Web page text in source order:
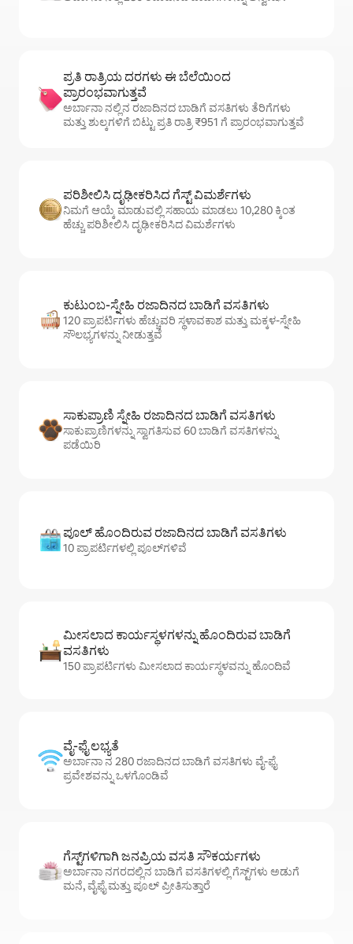
ಪ್ರತಿ ರಾತ್ರಿಯ ದರಗಳು ಈ ಬೆಲೆಯಿಂದ
ಪ್ರಾರಂಭವಾಗುತ್ತವೆ
ಅರ್ಬಾನಾ ನಲ್ಲಿನ ರಜಾದಿನದ ಬಾಡಿಗೆ ವಸತಿಗಳು ತೆರಿಗೆಗಳು
ಮತ್ತು ಶುಲ್ಕಗಳಿಗೆ ಬಿಟ್ಟು ಪ್ರತಿ ರಾತ್ರಿ ₹951 ಗೆ ಪ್ರಾರಂಭವಾಗುತ್ತವೆ
ಪರಿಶೀಲಿಸಿ ದೃಢೀಕರಿಸಿದ ಗೆಸ್ಟ್ ವಿಮರ್ಶೆಗಳು
ನಿಮಗೆ ಆಯ್ಕೆ ಮಾಡುವಲ್ಲಿ ಸಹಾಯ ಮಾಡಲು 10,280 ಕ್ಕಿಂತ
ಹೆಚ್ಚು ಪರಿಶೀಲಿಸಿ ದೃಢೀಕರಿಸಿದ ವಿಮರ್ಶೆಗಳು
ಕುಟುಂಬ-ಸ್ನೇಹಿ ರಜಾದಿನದ ಬಾಡಿಗೆ ವಸತಿಗಳು
120 ಪ್ರಾಪರ್ಟಿಗಳು ಹೆಚ್ಚುವರಿ ಸ್ಥಳಾವಕಾಶ ಮತ್ತು ಮಕ್ಕಳ-ಸ್ನೇಹಿ
ಸೌಲಭ್ಯಗಳನ್ನು ನೀಡುತ್ತವೆ
ಸಾಕುಪ್ರಾಣಿ ಸ್ನೇಹಿ ರಜಾದಿನದ ಬಾಡಿಗೆ ವಸತಿಗಳು
ಸಾಕುಪ್ರಾಣಿಗಳನ್ನು ಸ್ವಾಗತಿಸುವ 60 ಬಾಡಿಗೆ ವಸತಿಗಳನ್ನು
ಪಡೆಯಿರಿ
ಪೂಲ್ ಹೊಂದಿರುವ ರಜಾದಿನದ ಬಾಡಿಗೆ ವಸತಿಗಳು
10 ಪ್ರಾಪರ್ಟಿಗಳಲ್ಲಿ ಪೂಲ್‌‌‌‌‌‌‌‌‌ಗಳಿವೆ
ಮೀಸಲಾದ ಕಾರ್ಯಸ್ಥಳಗಳನ್ನು ಹೊಂದಿರುವ ಬಾಡಿಗೆ
ವಸತಿಗಳು
150 ಪ್ರಾಪರ್ಟಿಗಳು ಮೀಸಲಾದ ಕಾರ್ಯಸ್ಥಳವನ್ನು ಹೊಂದಿವೆ
ವೈ-ಫೈ ಲಭ್ಯತೆ
ಅರ್ಬಾನಾ ನ 280 ರಜಾದಿನದ ಬಾಡಿಗೆ ವಸತಿಗಳು ವೈ-ಫೈ
ಪ್ರವೇಶವನ್ನು ಒಳಗೊಂಡಿವೆ
ಗೆಸ್ಟ್‌ಗಳಿಗಾಗಿ ಜನಪ್ರಿಯ ವಸತಿ ಸೌಕರ್ಯಗಳು
ಅರ್ಬಾನಾ ನಗರದಲ್ಲಿನ ಬಾಡಿಗೆ ವಸತಿಗಳಲ್ಲಿ ಗೆಸ್ಟ್‌ಗಳು ಅಡುಗೆ
ಮನೆ, ವೈಫೈ ಮತ್ತು ಪೂಲ್ ಪ್ರೀತಿಸುತ್ತಾರೆ